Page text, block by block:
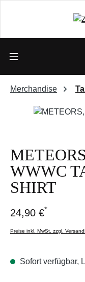
Merchandise
Bildergalerie
WWWC
SHIRT
24,90 €*
Preise inkl. MwSt. zzgl.
Sofort verfügbar,